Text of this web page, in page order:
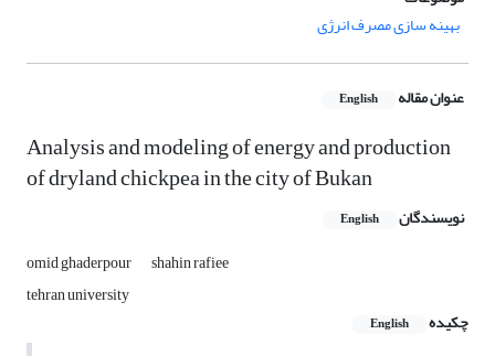
بهینه سازی مصرف انرژی
عنوان مقاله English
Analysis and modeling of energy and production
of dryland chickpea in the city of Bukan
نویسندگان English
omid ghaderpour
shahin rafiee
tehran university
چکیده
English